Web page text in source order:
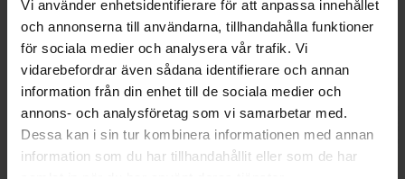
Vi använder enhetsidentifierare för att anpassa innehållet
och annonserna till användarna, tillhandahålla funktioner
för sociala medier och analysera vår trafik. Vi
vidarebefordrar även sådana identifierare och annan
information från din enhet till de sociala medier och
annons- och analysföretag som vi samarbetar med.
Dessa kan i sin tur kombinera informationen med annan
information som du har tillhandahållit eller som de har